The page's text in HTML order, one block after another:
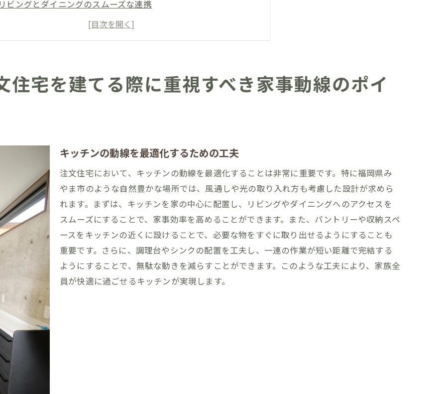
ビングとダイニングのスムーズな連携
濯スペースとバスルームの効率的な配置
納スペースとその配置の重要性
岡県みやま市の環境を活かした家事動線のアイデア
宅で実現する福岡県みやま市の快適な家事動線設計
族のライフスタイルに合わせた動線計画
岡県みやま市の住宅事情に合った洗濯動線
ッチンスペースの効率的なレイアウト
事動線を考慮した間取りの調整
線を最適化する注文住宅の設計方法と福岡県みやま市の特徴
岡県みやま市の特性を活かした動線の工夫
率的なキッチンレイアウトの提案
濯スペースの配置と動線の配慮
ビングとダイニングをつなぐ動線の工夫
事動線を取り入れた収納スペースの設計
岡県みやま市の自然を感じる間取り
みやま市で注文住宅を建てる！家事動線を考慮した理想の間取り
事動線を中心に考える間取りのポイント
ッチンとダイニングのスムーズなアクセス
濯スペースの効率的な配置と家事動線
住宅を建てる際に重視すべき家事動線のポイ
キッチンの動線を最適化するための工夫
注文住宅において、キッチンの動線を最適化することは非常に重要です。特に福岡県み
やま市のような自然豊かな場所では、風通しや光の取り入れ方も考慮した設計が求めら
れます。まずは、キッチンを家の中心に配置し、リビングやダイニングへのアクセスを
スムーズにすることで、家事効率を高めることができます。また、パントリーや収納スペ
ースをキッチンの近くに設けることで、必要な物をすぐに取り出せるようにすることも
重要です。さらに、調理台やシンクの配置を工夫し、一連の作業が短い距離で完結する
ようにすることで、無駄な動きを減らすことができます。このような工夫により、家族全
員が快適に過ごせるキッチンが実現します。